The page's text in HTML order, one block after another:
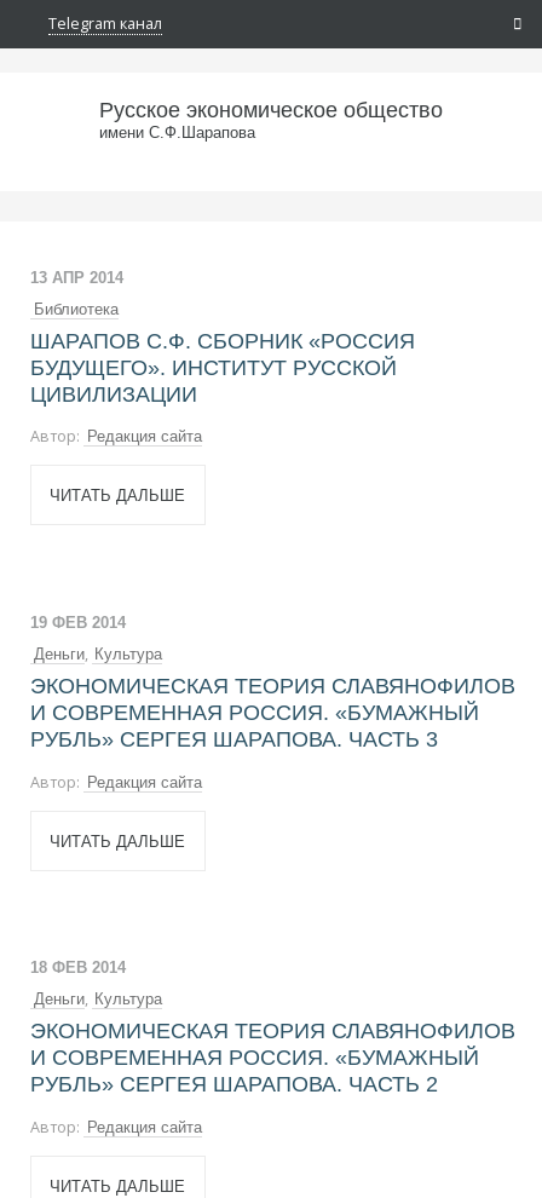
Telegram канал
Русское экономическое общество
имени С.Ф.Шарапова
13 АПР 2014
Библиотека
ШАРАПОВ С.Ф. СБОРНИК «РОССИЯ
БУДУЩЕГО». ИНСТИТУТ РУССКОЙ
ЦИВИЛИЗАЦИИ
Автор: Редакция сайта
ЧИТАТЬ ДАЛЬШЕ
19 ФЕВ 2014
Деньги, Культура
ЭКОНОМИЧЕСКАЯ ТЕОРИЯ СЛАВЯНОФИЛОВ
И СОВРЕМЕННАЯ РОССИЯ. «БУМАЖНЫЙ
РУБЛЬ» СЕРГЕЯ ШАРАПОВА. ЧАСТЬ 3
Автор: Редакция сайта
ЧИТАТЬ ДАЛЬШЕ
18 ФЕВ 2014
Деньги, Культура
ЭКОНОМИЧЕСКАЯ ТЕОРИЯ СЛАВЯНОФИЛОВ
И СОВРЕМЕННАЯ РОССИЯ. «БУМАЖНЫЙ
РУБЛЬ» СЕРГЕЯ ШАРАПОВА. ЧАСТЬ 2
Автор: Редакция сайта
ЧИТАТЬ ДАЛЬШЕ